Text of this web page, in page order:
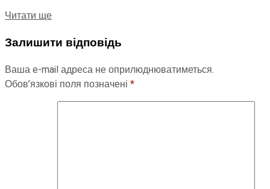
Читати ще
Залишити відповідь
Ваша e-mail адреса не оприлюднюватиметься.
Обов’язкові поля позначені *